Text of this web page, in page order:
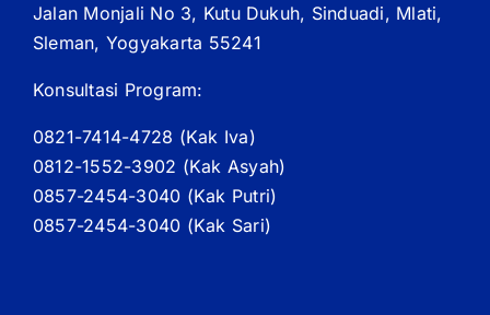
Jalan Monjali No 3, Kutu Dukuh, Sinduadi, Mlati,
Sleman, Yogyakarta 55241
Konsultasi Program:
0821-7414-4728 (Kak Iva)
0812-1552-3902 (Kak Asyah)
0857-2454-3040 (Kak Putri)
0857-2454-3040 (Kak Sari)